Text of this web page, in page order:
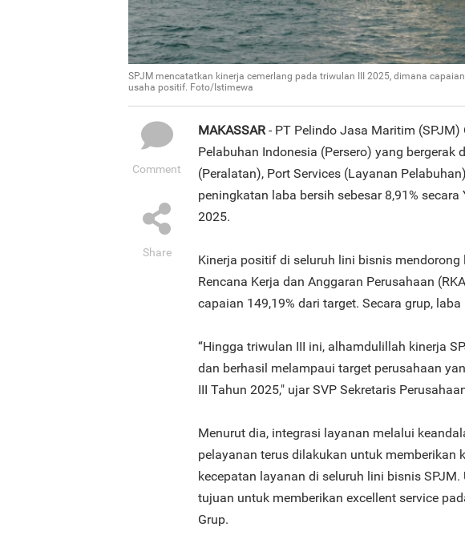
SPJM mencatatkan kinerja cemerlang pada triwulan III 2025, dimana
usaha positif. Foto/Istimewa
Comment
Share
MAKASSAR- PT Pelindo Jasa Maritim
Pelabuhan Indonesia (Persero) yang bergerak
(Peralatan), Port Services (Layanan
peningkatan laba bersih sebesar 8,91% secara
2025.
Kinerja positif di seluruh lini bisnis
Rencana Kerja dan Anggaran Perusahaan
capaian 149,19% dari target. Secara grup,
“Hingga triwulan III ini, alhamdulillah kinerja
dan berhasil melampaui target perusahaan
III Tahun 2025," ujar SVP Sekretaris
Menurut dia, integrasi layanan melalui
pelayanan terus dilakukan untuk memberikan
kecepatan layanan di seluruh lini bisnis
tujuan untuk memberikan excellent service
Grup.